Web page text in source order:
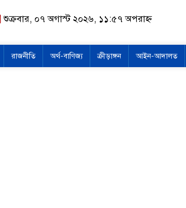
শুক্রবার, ০৭ অগাস্ট ২০২৬, ১১:৫৭ অপরাহ্ন
রাজনীতি অর্থ-বাণিজ্য ক্রীড়াঙ্গন আইন-আদালত